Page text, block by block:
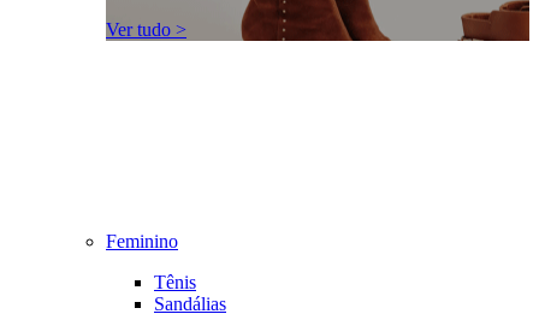
Ver tudo >
Feminino
Tênis
Sandálias